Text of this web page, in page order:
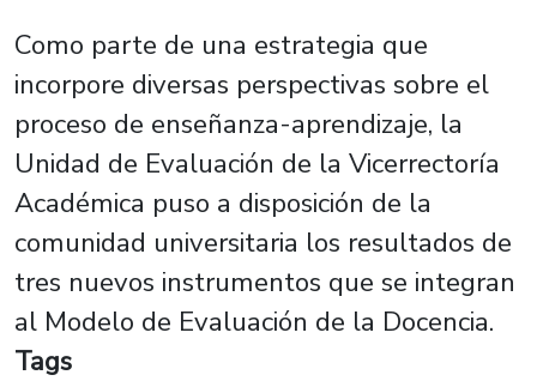
Como parte de una estrategia que
incorpore diversas perspectivas sobre el
proceso de enseñanza-aprendizaje, la
Unidad de Evaluación de la Vicerrectoría
Académica puso a disposición de la
comunidad universitaria los resultados de
tres nuevos instrumentos que se integran
al Modelo de Evaluación de la Docencia.
Tags